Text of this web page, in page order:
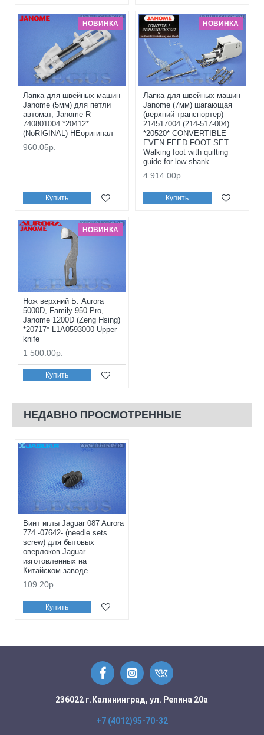
НОВИНКА
Лапка для швейных машин
Janome (5мм) для петли
автомат, Janome R
740801004 *20412*
(NoRIGINAL) НЕоригинал
960.05р.
Купить
НОВИНКА
Лапка для швейных машин
Janome (7мм) шагающая
(верхний транспортер)
214517004 (214-517-004)
*20520* CONVERTIBLE
EVEN FEED FOOT SET
Walking foot with quilting
guide for low shank
4 914.00р.
Купить
НОВИНКА
Нож верхний Б. Aurora
5000D, Family 950 Pro,
Janome 1200D (Zeng Hsing)
*20717* L1A0593000 Upper
knife
1 500.00р.
Купить
НЕДАВНО ПРОСМОТРЕННЫЕ
Винт иглы Jaguar 087 Aurora
774 -07642- (needle sets
screw) для бытовых
оверлоков Jaguar
изготовленных на
Китайском заводе
109.20р.
Купить
236022 г.Калининград, ул. Репина 20а
+7 (4012)95-70-32